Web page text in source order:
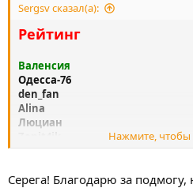
Sergsv сказал(а):
Рейтинг
Валенсия
Одесса-76
den_fan
Alina
Люциан
Гера-Horse
Бальтазар
Нажмите, чтобы
Серега! Благодарю за